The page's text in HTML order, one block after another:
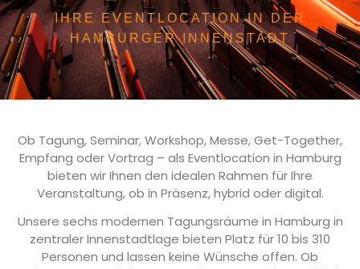
IHRE EVENTLOCATION IN DER
HAMBURGER INNENSTADT
Ob Tagung, Seminar, Workshop, Messe, Get-Together,
Empfang oder Vortrag – als Eventlocation in Hamburg
bieten wir Ihnen den idealen Rahmen für Ihre
Veranstaltung, ob in Präsenz, hybrid oder digital.
Unsere sechs modernen Tagungsräume in Hamburg in
zentraler Innenstadtlage bieten Platz für 10 bis 310
Personen und lassen keine Wünsche offen. Ob